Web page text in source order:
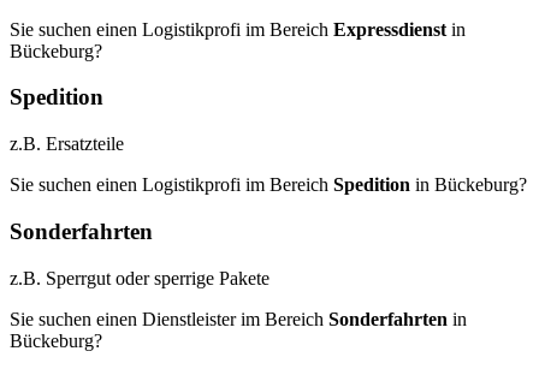
Sie suchen einen Logistikprofi im Bereich Expressdienst in
Bückeburg?
Spedition
z.B. Ersatzteile
Sie suchen einen Logistikprofi im Bereich Spedition in Bückeburg?
Sonderfahrten
z.B. Sperrgut oder sperrige Pakete
Sie suchen einen Dienstleister im Bereich Sonderfahrten in
Bückeburg?